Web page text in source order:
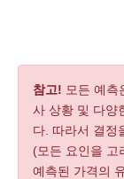
참고! 모든 예측
사 상황 및 다양
다. 따라서 결정
(모든 요인을 고
예측된 가격의